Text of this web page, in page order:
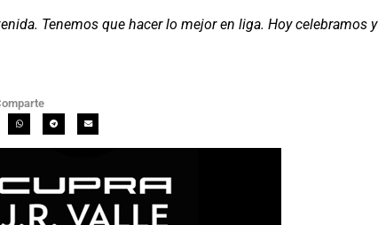
Tenemos que hacer lo mejor en liga. Hoy celebramos y